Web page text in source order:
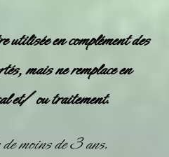
utilisée en complément des
mais ne remplace en
et/ ou traitement.
moins de 3 ans.